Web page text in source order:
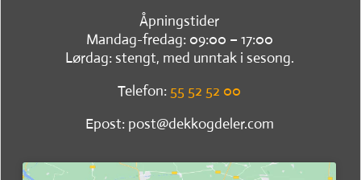
Åpningstider
Mandag-fredag: 09:00 – 17:00
Lørdag: stengt, med unntak i sesong.
Telefon: 55 52 52 00
Epost: post@dekkogdeler.com